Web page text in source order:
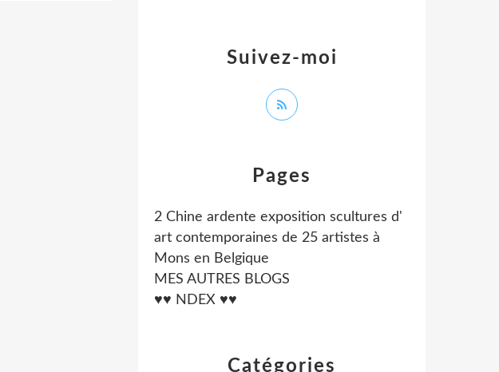
Catégories
Pages
2 Chine ardente exposition scultures d'
art contemporaines de 25 artistes à
Mons en Belgique
MES AUTRES BLOGS
♥♥ NDEX ♥♥
Suivez-moi